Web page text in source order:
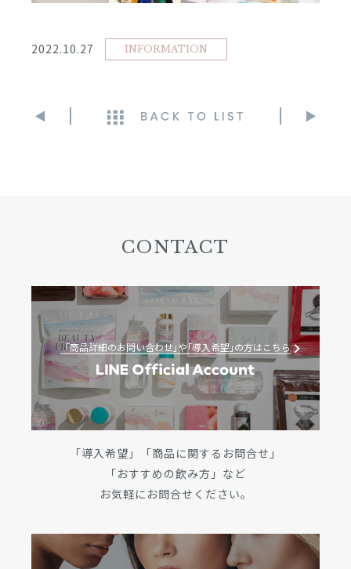
2022.10.27 INFORMATION
◀︎ ▶︎
CONTACT
「商品詳細のお問い合わせ｣や｢導入希望｣の方はこちら
「導入希望」「商品に関するお問合せ」
「おすすめの飲み方」など
お気軽にお問合せください。